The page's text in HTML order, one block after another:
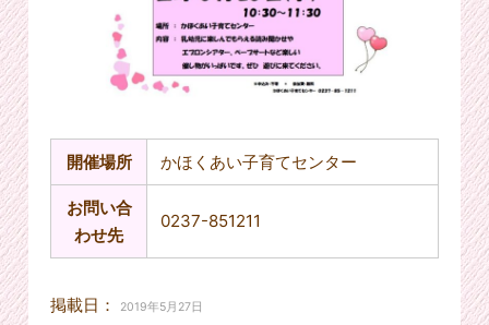
開催場所 かほくあい子育てセンター
お問い合
わせ先
0237-851211
掲載日： 2019年5月27日